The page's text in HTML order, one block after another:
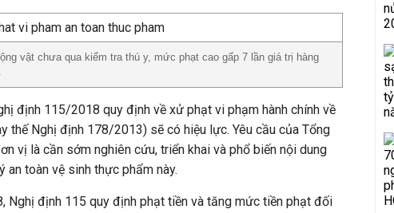
vật chưa qua kiểm tra thú y, mức phạt cao gấp 7 lần giá trị hàng
định 115/2018 quy định về xử phạt vi phạm hành chính về
thế Nghị định 178/2013) sẽ có hiệu lực. Yêu cầu của Tổng
vị là cần sớm nghiên cứu, triển khai và phổ biến nội dung
an toàn vệ sinh thực phẩm này.
Nghị định 115 quy định phạt tiền và tăng mức tiền phạt đối